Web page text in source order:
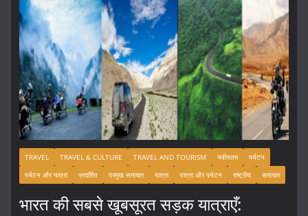
TRAVEL TRAVEL & CULTURE TRAVEL AND TOURISM नवीनतम
पर्यटन
पर्यटन और यात्रा
प्रदर्शित प्रमुख समाचार यात्रा यात्रा और पर्यटन राष्ट्रीय समाचार
भारत की सबसे खूबसूरत सड़क यात्राएँ: